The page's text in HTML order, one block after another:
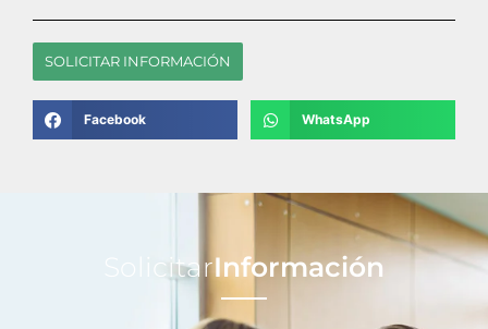
SOLICITAR INFORMACIÓN
Facebook WhatsApp
SolicitarInformación